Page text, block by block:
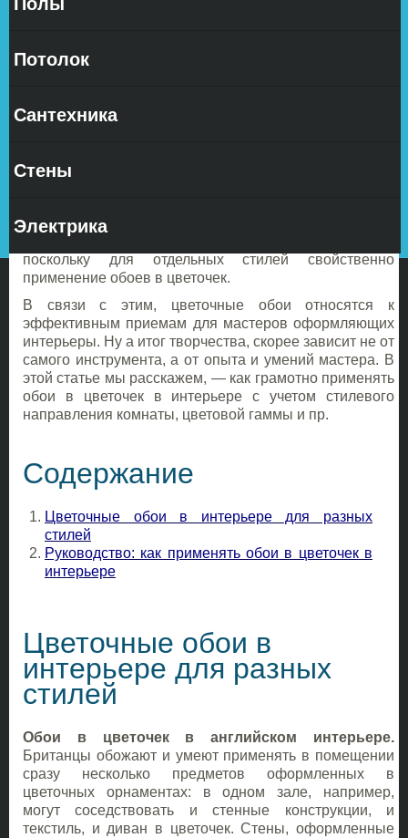
Потолок
Сантехника
Стены
Электрика
становится максимально комфортным, нежным,
состояние. Помимо этого, цветочные обои способны
играть основополагающую роль в интерьере,
поскольку для отдельных стилей свойственно
применение обоев в цветочек.
В связи с этим, цветочные обои относятся к
эффективным приемам для мастеров оформляющих
интерьеры. Ну а итог творчества, скорее зависит не от
самого инструмента, а от опыта и умений мастера. В
этой статье мы расскажем, — как грамотно применять
обои в цветочек в интерьере с учетом стилевого
направления комнаты, цветовой гаммы и пр.
Содержание
Цветочные обои в интерьере для разных
стилей
Руководство: как применять обои в цветочек в
интерьере
Цветочные обои в
интерьере для разных
стилей
Обои в цветочек в английском интерьере.
Британцы обожают и умеют применять в помещении
сразу несколько предметов оформленных в
цветочных орнаментах: в одном зале, например,
могут соседствовать и стенные конструкции, и
текстиль, и диван в цветочек. Стены, оформленные